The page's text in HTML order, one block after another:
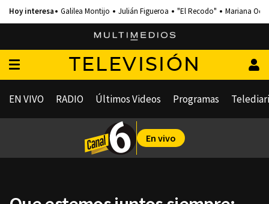
Galilea Montijo Julián Figueroa "El Recodo" Mariana
TELEVISIÓN
EN VIVO RADIO Últimos Videos Programas
En vivo